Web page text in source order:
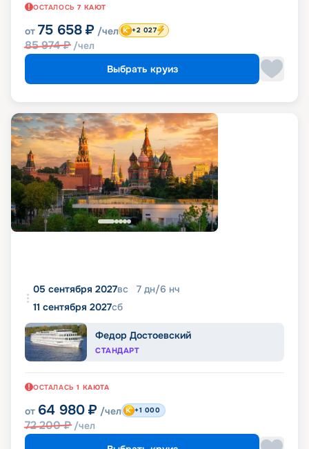
ОСТАЛОСЬ 7 КАЮТ
от 75 658 ₽ /чел
85 974₽ /чел
+2 027
Выбрать круиз
05 сентября 2027вс 7 дн/6 нч
11 сентября 2027сб
Федор Достоевский
СТАНДАРТ
ОСТАЛАСЬ 1 КАЮТА
от 64 980 ₽ /чел
72 200₽ /чел
+1 000